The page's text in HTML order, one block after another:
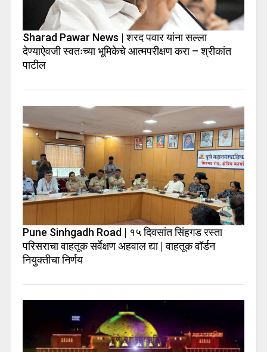
Sharad Pawar News | शरद पवार यांना सल्ला
देण्याऐवजी स्वतःच्या भूमिकेचे आत्मपरीक्षण करा – श्रीकांत
पाटील
Pune Sinhgadh Road | १५ दिवसांत सिंहगड रस्ता
परिसराचा वाहतूक सर्वेक्षण अहवाल द्या | वाहतूक वॉर्डन
नियुक्तीचा निर्णय